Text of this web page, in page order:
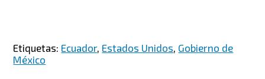
Etiquetas: Ecuador, Estados Unidos, Gobierno de
México